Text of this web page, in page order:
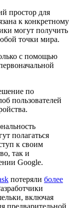
простор для
к конкретному
могут получить
точки мира.
с помощью
по
пользователей
полагаться
к своим
так и
Google.
потеряли более
включая
предварительной